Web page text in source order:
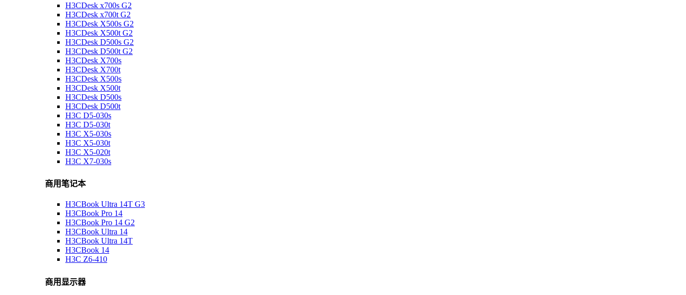
H3CDesk x700s G2
H3CDesk x700t G2
H3CDesk X500s G2
H3CDesk X500t G2
H3CDesk D500s G2
H3CDesk D500t G2
H3CDesk X700s
H3CDesk X700t
H3CDesk X500s
H3CDesk X500t
H3CDesk D500s
H3CDesk D500t
H3C D5-030s
H3C D5-030t
H3C X5-030s
H3C X5-030t
H3C X5-020t
H3C X7-030s
商用笔记本
H3CBook Ultra 14T G3
H3CBook Pro 14
H3CBook Pro 14 G2
H3CBook Ultra 14
H3CBook Ultra 14T
H3CBook 14
H3C Z6-410
商用显示器